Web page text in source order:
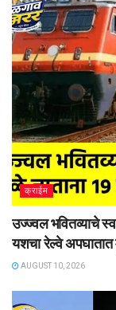
क्राईम
उज्ज्वल भवितव्याचे
यशचा रेल्वे अपघातात
AUGUST 10, 2026